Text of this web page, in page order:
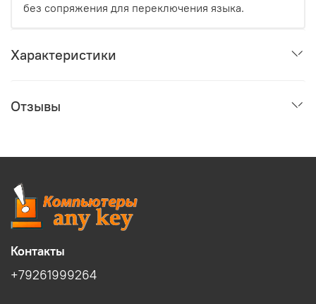
без сопряжения для переключения языка.
Характеристики
Отзывы
Контакты
+79261999264